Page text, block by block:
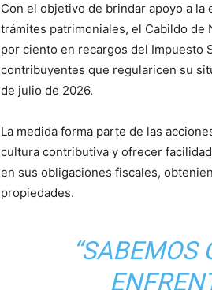
Con el objetivo de brindar apoyo a
trámites patrimoniales, el Cabildo de
por ciento en recargos del Impuesto
contribuyentes que regularicen su
de julio de 2026.
La medida forma parte de las
cultura contributiva y ofrecer
en sus obligaciones fiscales,
propiedades.